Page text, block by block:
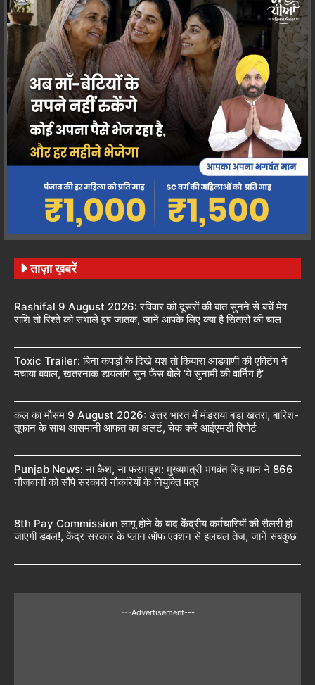
ताज़ा ख़बरें
Rashifal 9 August 2026: रविवार को दूसरों की बात सुनने से बचें मेष
राशि तो रिश्ते को संभाले वृष जातक, जानें आपके लिए क्या है सितारों की चाल
Toxic Trailer: बिना कपड़ों के दिखे यश तो कियारा आडवाणी की एक्टिंग ने
मचाया बवाल, खतरनाक डायलॉग सुन फैंस बोले ‘ये सुनामी की वार्निंग है’
कल का मौसम 9 August 2026: उत्तर भारत में मंडराया बड़ा खतरा, बारिश-
तूफान के साथ आसमानी आफत का अलर्ट, चेक करें आईएमडी रिपोर्ट
Punjab News: ना कैश, ना फरमाइश: मुख्यमंत्री भगवंत सिंह मान ने 866
नौजवानों को सौंपे सरकारी नौकरियों के नियुक्ति पत्र
8th Pay Commission लागू होने के बाद केंद्रीय कर्मचारियों की सैलरी हो
जाएगी डबल!, केंद्र सरकार के प्लान ऑफ एक्शन से हलचल तेज, जानें सबकुछ
---Advertisement---